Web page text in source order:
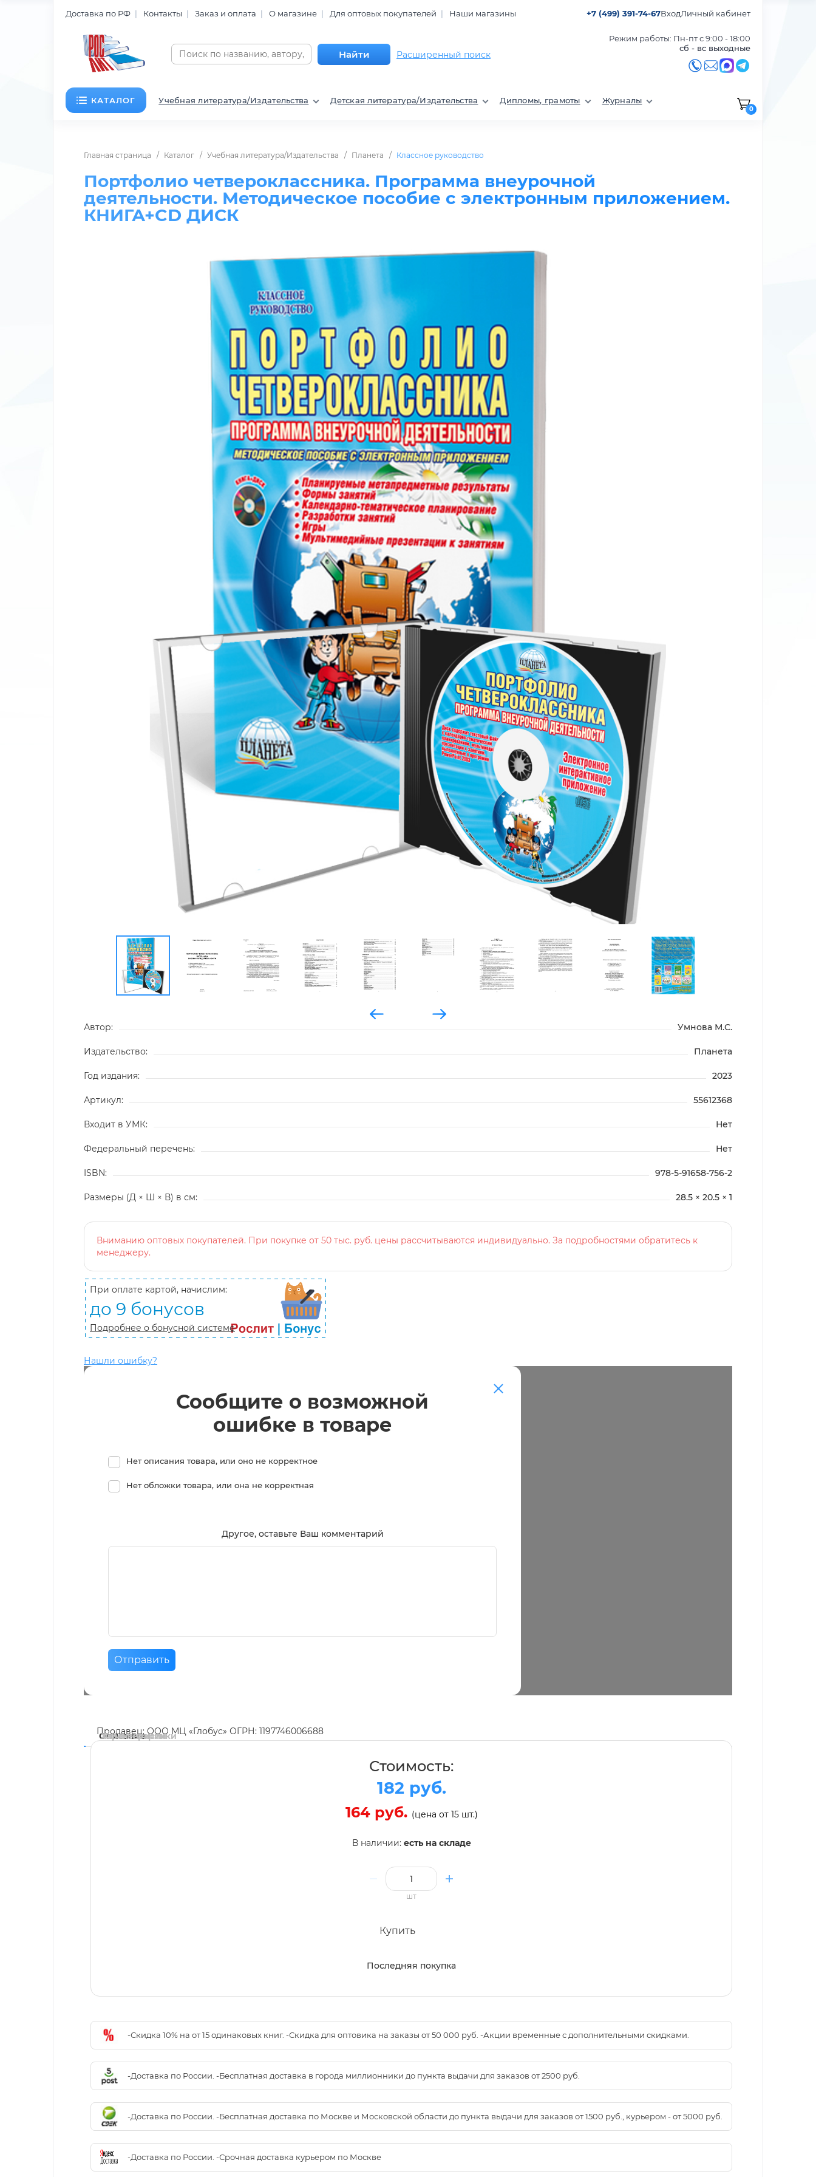
Доставка по РФ Контакты Заказ и оплата О магазине Для оптовых покупателей Наши магазины +7 (499) 391-74-67ВходЛичный кабинет
Найти Расширенный поиск
Режим работы: Пн-пт с 9:00 - 18:00
сб - вс выходные
КАТАЛОГ Учебная литература/Издательства Детская литература/Издательства Дипломы, грамоты Журналы
0
Главная страница Каталог Учебная литература/Издательства Планета Классное руководство
Портфолио четвероклассника. Программа внеурочной
деятельности. Методическое пособие с электронным приложением.
КНИГА+CD ДИСК
Автор: Умнова М.С.
Издательство: Планета
Год издания: 2023
Артикул: 55612368
Входит в УМК: Нет
Федеральный перечень: Нет
ISBN: 978-5-91658-756-2
Размеры (Д × Ш × В) в см: 28.5 × 20.5 × 1
Вниманию оптовых покупателей. При покупке от 50 тыс. руб. цены рассчитываются индивидуально. За подробностями обратитесь к
менеджеру.
При оплате картой, начислим:
до 9 бонусов
Подробнее о бонусной системе
Нашли ошибку?
Сообщите о возможной
ошибке в товаре
Нет описания товара, или оно не корректное
Нет обложки товара, или она не корректная
Другое, оставьте Ваш комментарий
Отправить
Продавец: ООО МЦ «Глобус» ОГРН: 1197746006688
Стоимость:
182 руб.
164 руб. (цена от 15 шт.)
В наличии: есть на складе
шт
Купить
Последняя покупка
-Скидка 10% на от 15 одинаковых книг. -Скидка для оптовика на заказы от 50 000 руб. -Акции временные с дополнительными скидками.
-Доставка по России. -Бесплатная доставка в города миллионники до пункта выдачи для заказов от 2500 руб.
-Доставка по России. -Бесплатная доставка по Москве и Московской области до пункта выдачи для заказов от 1500 руб., курьером - от 5000 руб.
-Доставка по России. -Срочная доставка курьером по Москве
Описание
Характеристики
Комментарии